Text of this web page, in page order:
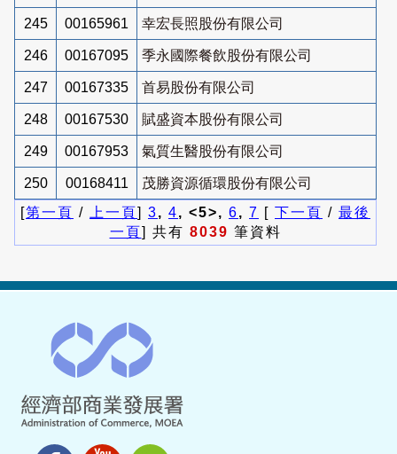
245 00165961 幸宏長照股份有限公司
246 00167095 季永國際餐飲股份有限公司
247 00167335 首易股份有限公司
248 00167530 賦盛資本股份有限公司
249 00167953 氣質生醫股份有限公司
250 00168411
茂勝資源循環股份有限公司
[第一頁 / 上一頁] 3, 4, <5>, 6, 7 [ 下一頁 / 最後
一頁] 共有 8039 筆資料